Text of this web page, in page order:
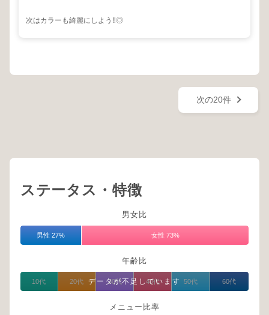
次はカラーも綺麗にしよう‼️◎
次の20件
ステータス・特徴
男女比
男性 27% 女性 73%
年齢比
データが不足しています
10代 20代 30代 40代 50代 60代
メニュー比率